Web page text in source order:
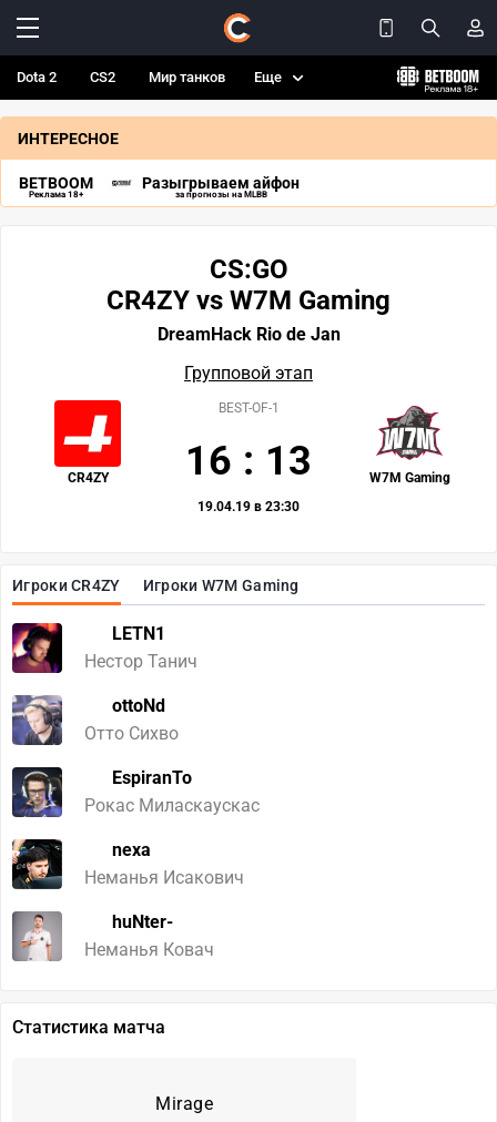
Dota 2 CS2 Мир танков Еще
ИНТЕРЕСНОЕ
BETBOOM
Реклама 18+
Разыгрываем айфон
за прогнозы на MLBB
Игроки CR4ZY Игроки W7M Gaming
LETN1
Нестор Танич
ottoNd
Отто Сихво
EspiranTo
Рокас Миласкаускас
nexa
Неманья Исакович
huNter-
Неманья Ковач
CS:GO
CR4ZY vs W7M Gaming
DreamHack Rio de Jan
Групповой этап
CR4ZY W7M Gaming
BEST-OF-1
16 : 13
19.04.19 в 23:30
Статистика матча
Mirage